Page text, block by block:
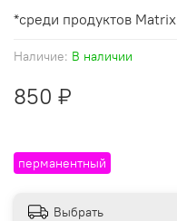
Наличие: В наличии
перманентный
850 ₽
*среди продуктов Matrix
Выбрать